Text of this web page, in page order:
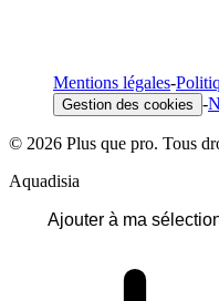
Mentions légales-
Gestion des cookies -
© 2026 Plus que pro. Tous
Aquadisia
Ajouter à ma